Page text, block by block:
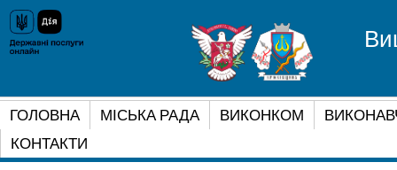
ГОЛОВНА МІСЬКА РАДА ВИКОНКОМ
КОНТАКТИ